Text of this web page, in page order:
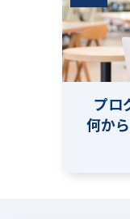
プロ
何か